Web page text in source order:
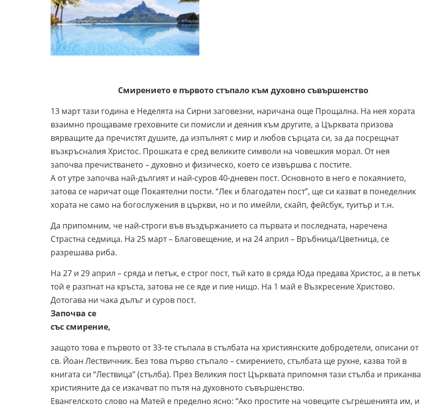
Смирението е първото стъпало към духовно съвършенство
13 март тази година е Неделята на Сирни заговезни, наричана още Прощална. На нея хората
взаимно прощаваме греховните си помисли и деяния към другите, а Църквата призова
вярващите да пречистят душите, да изпълнят с мир и любов сърцата си, за да посрещнат
възкръсналия Христос. Прошката е сред великите символи на човешкия морал. От нея
започва пречистването – духовно и физическо, което се извършва с постите.
А от утре започва най-дългият и най-суров 40-дневен пост. Основното в него е покаянието,
затова се наричат още Покаятелни пости. “Лек и благодатен пост”, ще си казват в понеделник
хората не само на богослужения в църкви, но и по имейли, скайп, фейсбук, туитър и т.н.
Да припомним, че най-строги във въздържанието са първата и последната, наречена
Страстна седмица. На 25 март – Благовещение, и на 24 април – Връбница/Цветница, се
разрешава риба.
На 27 и 29 април – сряда и петък, е строг пост, тъй като в сряда Юда предава Христос, а в петък
той е разпнат на кръста, затова не се яде и пие нищо. На 1 май е Възкресение Христово.
Дотогава ни чака дълъг и суров пост.
Започва се
със смирение,
защото това е първото от 33-те стъпала в стълбата на християнските добродетели, описани от
св. Йоан Лествичник. Без това първо стъпало – смирението, стълбата ще рухне, казва той в
книгата си “Лествица” (стълба). През Великия пост Църквата припомня тази стълба и приканва
християните да се изкачват по пътя на духовното съвършенство.
Евангелското слово на Матей е пределно ясно: “Ако простите на човеците съгрешенията им, и